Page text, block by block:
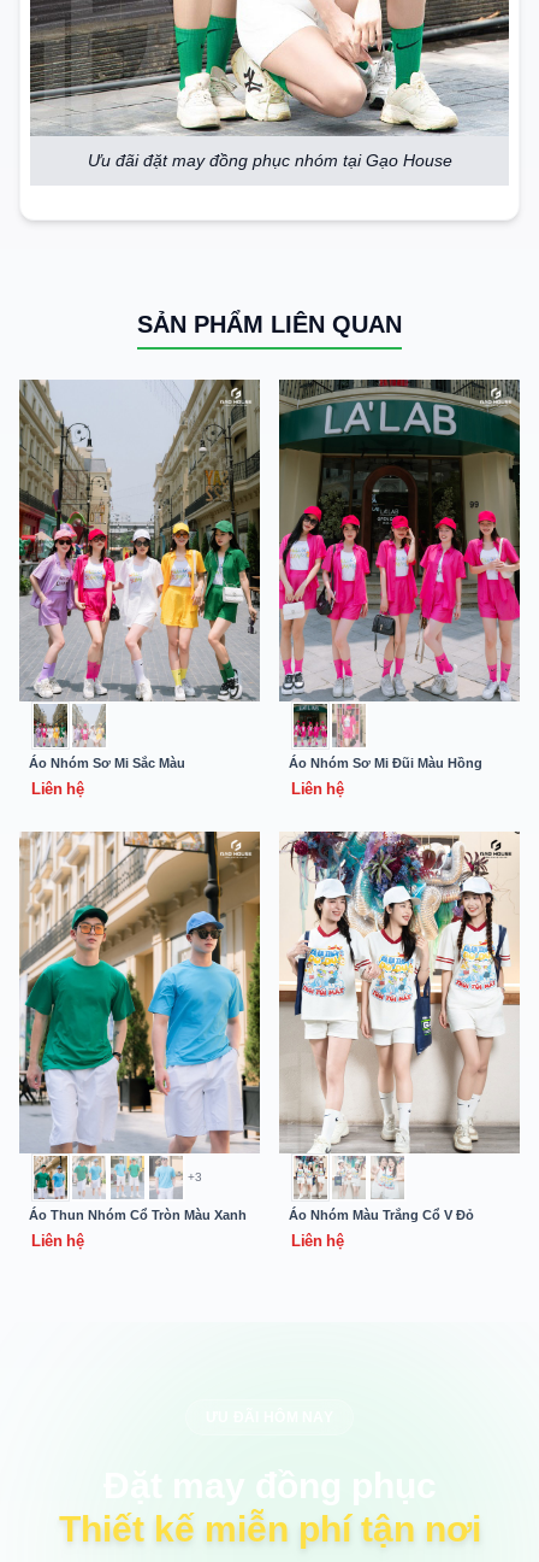
Ưu đãi đặt may đồng phục nhóm tại Gạo House
SẢN PHẨM LIÊN QUAN
Áo Nhóm Sơ Mi Sắc Màu
Liên hệ
Áo Nhóm Sơ Mi Đũi Màu Hồng
Liên hệ
+3
Áo Thun Nhóm Cổ Tròn Màu Xanh
Liên hệ
Áo Nhóm Màu Trắng Cổ V Đỏ
Liên hệ
Đặt may đồng phục
Thiết kế miễn phí tận nơi